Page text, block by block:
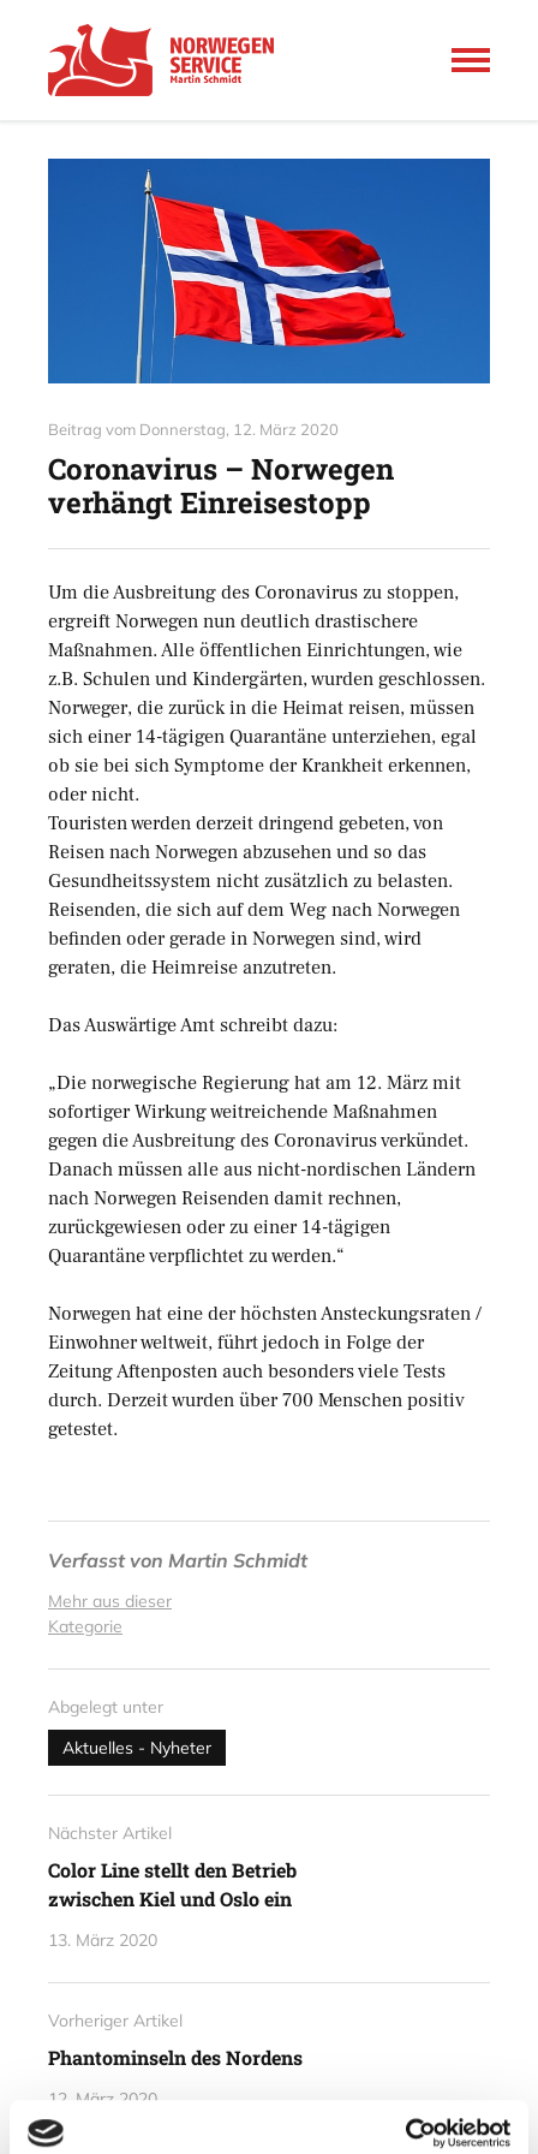
Beitrag vom Donnerstag, 12. März 2020
Coronavirus – Norwegen
verhängt Einreisestopp
Um die Ausbreitung des Coronavirus zu stoppen,
ergreift Norwegen nun deutlich drastischere
Maßnahmen. Alle öffentlichen Einrichtungen, wie
z.B. Schulen und Kindergärten, wurden geschlossen.
Norweger, die zurück in die Heimat reisen, müssen
sich einer 14-tägigen Quarantäne unterziehen, egal
ob sie bei sich Symptome der Krankheit erkennen,
oder nicht.
Touristen werden derzeit dringend gebeten, von
Reisen nach Norwegen abzusehen und so das
Gesundheitssystem nicht zusätzlich zu belasten.
Reisenden, die sich auf dem Weg nach Norwegen
befinden oder gerade in Norwegen sind, wird
geraten, die Heimreise anzutreten.
Das Auswärtige Amt schreibt dazu:
„Die norwegische Regierung hat am 12. März mit
sofortiger Wirkung weitreichende Maßnahmen
gegen die Ausbreitung des Coronavirus verkündet.
Danach müssen alle aus nicht-nordischen Ländern
nach Norwegen Reisenden damit rechnen,
zurückgewiesen oder zu einer 14-tägigen
Quarantäne verpflichtet zu werden.“
Norwegen hat eine der höchsten Ansteckungsraten /
Einwohner weltweit, führt jedoch in Folge der
Zeitung Aftenposten auch besonders viele Tests
durch. Derzeit wurden über 700 Menschen positiv
getestet.
Verfasst von Martin Schmidt
Mehr aus dieser
Kategorie
Abgelegt unter
Aktuelles - Nyheter
Nächster Artikel
Color Line stellt den Betrieb
zwischen Kiel und Oslo ein
13. März 2020
Vorheriger Artikel
Phantominseln des Nordens
12. März 2020